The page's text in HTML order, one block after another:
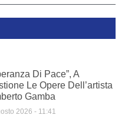
Di Pace”, A
Le Opere Dell’artista
Gamba
2026 11:41